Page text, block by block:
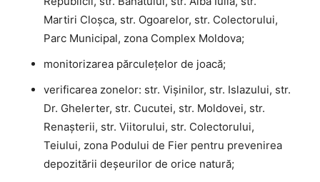
Martiri Cloșca, str. Ogoarelor, str. Colectorului,
Parc Municipal, zona Complex Moldova;
monitorizarea părculețelor de joacă;
verificarea zonelor: str. Vișinilor, str. Islazului, str.
Dr. Ghelerter, str. Cucutei, str. Moldovei, str.
Renașterii, str. Viitorului, str. Colectorului,
Teiului, zona Podului de Fier pentru prevenirea
depozitării deşeurilor de orice natură;